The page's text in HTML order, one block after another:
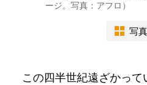
ージ。写真：アフロ）
写
この四半世紀遠ざかって